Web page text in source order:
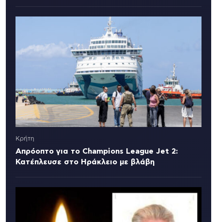
Κρήτη
Απρόοπτο για το Champions League Jet 2:
Κατέπλευσε στο Ηράκλειο με βλάβη